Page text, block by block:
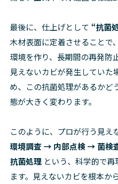
最後に、仕上げとして “抗菌
木材表面に定着させることで
環境を作り、長期間の再発防
見えないカビが発生していた
め、この抗菌処理があるかど
態が大きく変わります。
このように、プロが行う見え
環境調査 → 内部点検 → 菌
抗菌処理 という、科学的で
ます。見えないカビを根本か